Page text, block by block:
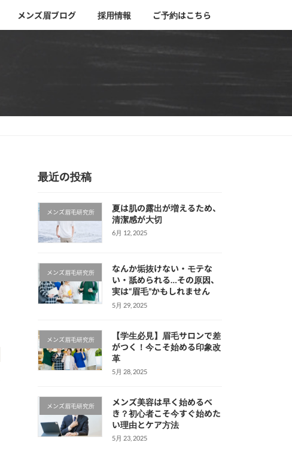
メンズ眉ブログ 採用情報 ご予約はこちら
最近の投稿
メンズ眉毛研究所
夏は肌の露出が増えるため、
清潔感が大切
6月 12, 2025
メンズ眉毛研究所
なんか垢抜けない・モテな
い・舐められる…その原因、
実は“眉毛”かもしれません
5月 29, 2025
メンズ眉毛研究所
【学生必見】眉毛サロンで差
がつく！今こそ始める印象改
革
5月 28, 2025
メンズ眉毛研究所
メンズ美容は早く始めるべ
き？初心者こそ今すぐ始めた
い理由とケア方法
5月 23, 2025